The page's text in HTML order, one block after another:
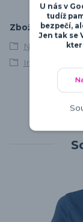
Zboží zařazeno
Německý
Intelligent
U nás v
tudíž
bezpečí,
Jen tak se